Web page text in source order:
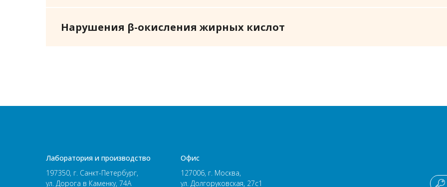
Нарушения β-окисления жирных кислот
Лаборатория и производство
197350, г. Санкт-Петербург,
ул. Дорога в Каменку, 74А
Офиc
127006, г. Москва,
ул. Долгоруковская, 27с1